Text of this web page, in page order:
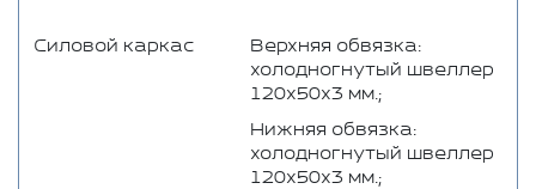
Силовой каркас
Верхняя обвязка:
холодногнутый швеллер
120х50х3 мм.;
Нижняя обвязка:
холодногнутый швеллер
120х50х3 мм.;